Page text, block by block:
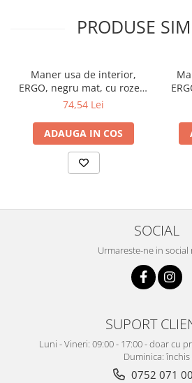
PRODUSE
Maner usa de interior,
ERGO, negru mat, cu rozeta
cheie
74,54 Lei
ADAUGA IN COS
SOCIAL
Urmareste-ne in social
SUPORT
Luni - Vineri: 09:00 - 17:00 - doar cu
Duminica: închis
0752 071